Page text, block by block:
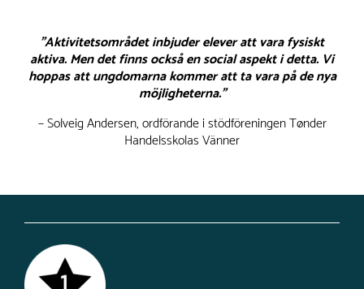
"Aktivitetsområdet inbjuder elever att vara fysiskt
aktiva. Men det finns också en social aspekt i detta. Vi
hoppas att ungdomarna kommer att ta vara på de nya
möjligheterna."
– Solveig Andersen, ordförande i stödföreningen Tønder
Handelsskolas Vänner